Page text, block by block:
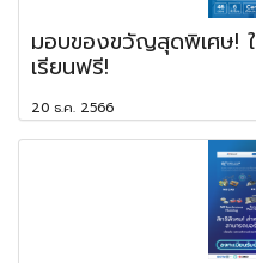
มอบของขวัญสุดพิเศษ!
เรียนฟรี!
20 ธ.ค. 2566